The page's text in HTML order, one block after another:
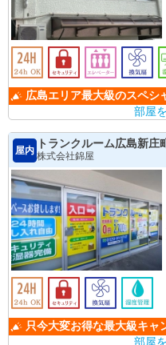
広島エリア最大級のスペシ
部屋
屋内
トランクルーム広島新庄
株式会社錦屋
只今大変お得な最大級キャ
部屋